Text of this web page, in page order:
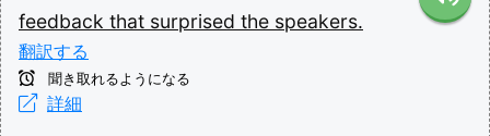
feedback that surprised the speakers.
翻訳する
聞き取れるようになる
詳細